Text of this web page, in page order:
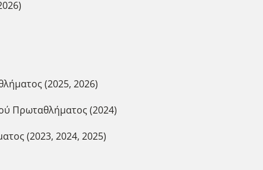
(2025, 2026)
Πρωταθλήματος (2024)
(2023, 2024, 2025)